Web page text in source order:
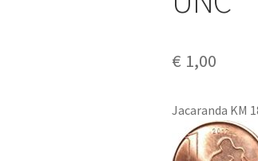
€ 1,00
Jacaranda KM